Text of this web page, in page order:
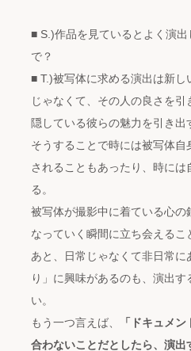
■ S.)作品を見ているとよく演
で？
■ T.)被写体に求める演出は新
じゃなくて、その人の良さを引
隠している彼らの魅力を引き出
そうすることで時には被写体自
されることもあったり、時に
る。
被写体が撮影中に着ている心の
なっていく瞬間に立ち会えるこ
あと、日常じゃなくて非日常に
り」に興味があるのも、演出
い。
もう一つ言えば、
「ドキュメ
合わないことだとしたら、演